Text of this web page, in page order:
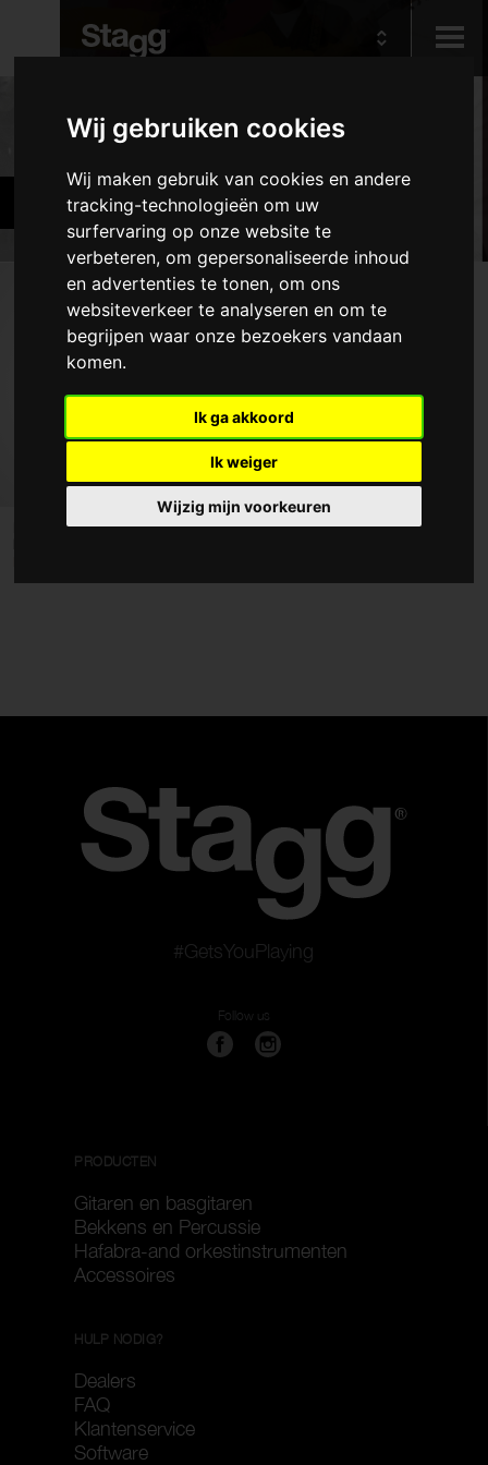
Wij gebruiken cookies
Wij maken gebruik van cookies en andere
tracking-technologieën om uw
surfervaring op onze website te
verbeteren, om gepersonaliseerde inhoud
en advertenties te tonen, om ons
websiteverkeer te analyseren en om te
begrijpen waar onze bezoekers vandaan
komen.
Ik ga akkoord
Ik weiger
Wijzig mijn voorkeuren
Audio &
Lighting
Producten
Hafabra-and
Producten
Houtblaasinstrumenten
Koperblaasinstrumenten
Diverse blaasinstrumenten
Snaarinstrumenten
Pianokrukken en -banken
Dubbele pianobanken
Wis filters
Dubbele pianobank, zwart,
#GetsYouPlaying
Follow us
PRODUCTEN
Gitaren en basgitaren
Bekkens en Percussie
Hafabra-and orkestinstrumenten
Accessoires
HULP NODIG?
Dealers
FAQ
Klantenservice
Software